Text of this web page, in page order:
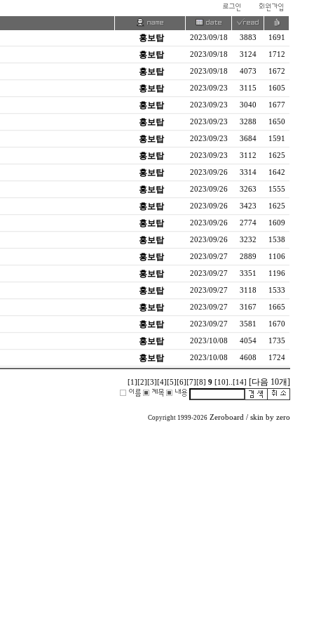
홍보탑 2023/09/18 3883 1691
홍보탑 2023/09/18 3124 1712
홍보탑 2023/09/18 4073 1672
홍보탑 2023/09/23 3115 1605
홍보탑 2023/09/23 3040 1677
홍보탑 2023/09/23 3288 1650
홍보탑 2023/09/23 3684 1591
홍보탑 2023/09/23 3112 1625
홍보탑 2023/09/26 3314 1642
홍보탑 2023/09/26 3263 1555
홍보탑 2023/09/26 3423 1625
홍보탑 2023/09/26 2774 1609
홍보탑 2023/09/26 3232 1538
홍보탑 2023/09/27 2889 1106
홍보탑 2023/09/27 3351 1196
홍보탑 2023/09/27 3118 1533
홍보탑 2023/09/27 3167 1665
홍보탑 2023/09/27 3581 1670
홍보탑 2023/10/08 4054 1735
홍보탑 2023/10/08 4608 1724
[1] [2] [3] [4] [5] [6] [7] [8] 9 [10] [14] [다음 10개]
Copyright 1999-2026 Zeroboard / skin by zero